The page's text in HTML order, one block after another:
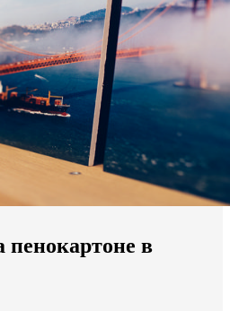
пенокартоне в